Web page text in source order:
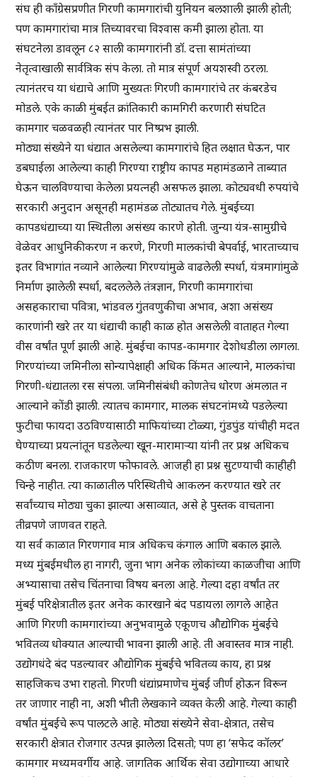
संघ ही काँग्रेसप्रणीत गिरणी कामगारांची युनियन बलशाली झाली होती;
पण कामगारांचा मात्र तिच्यावरचा विश्वास कमी झाला होता. या
संघटनेला डावलून ८२ साली कामगारांनी डॉ. दत्ता सामंतांच्या
नेतृत्वाखाली सार्वत्रिक संप केला. तो मात्र संपूर्ण अयशस्वी ठरला.
त्यानंतरच या धंद्याचे आणि मुख्यतः गिरणी कामगारांचे तर कंबरडेच
मोडले. एके काळी मुंबईत क्रांतिकारी कामगिरी करणारी संघटित
कामगार चळवळही त्यानंतर पार निष्प्रभ झाली.
मोठ्या संख्येने या धंद्यात असलेल्या कामगारांचे हित लक्षात घेऊन, पार
डबघाईला आलेल्या काही गिरण्या राष्ट्रीय कापड महामंडळाने ताब्यात
घेऊन चालविण्याचा केलेला प्रयत्नही असफल झाला. कोट्यवधी रुपयांचे
सरकारी अनुदान असूनही महामंडळ तोट्यातच गेले. मुंबईच्या
कापडधंद्याच्या या स्थितीला असंख्य कारणे होती. जुन्या यंत्र-सामुग्रीचे
वेळेवर आधुनिकीकरण न करणे, गिरणी मालकांची बेपर्वाई, भारताच्याच
इतर विभागांत नव्याने आलेल्या गिरण्यांमुळे वाढलेली स्पर्धा, यंत्रमागांमुळे
निर्माण झालेली स्पर्धा, बदललेले तंत्रज्ञान, गिरणी कामगारांचा
असहकाराचा पवित्रा, भांडवल गुंतवणुकीचा अभाव, अशा असंख्य
कारणांनी खरे तर या धंद्याची काही काळ होत असलेली वाताहत गेल्या
वीस वर्षांत पूर्ण झाली आहे. मुंबईचा कापड-कामगार देशोधडीला लागला.
गिरण्यांच्या जमिनीला सोन्यापेक्षाही अधिक किंमत आल्याने, मालकांचा
गिरणी-धंद्यातला रस संपला. जमिनीसंबंधी कोणतेच धोरण अंमलात न
आल्याने कोंडी झाली. त्यातच कामगार, मालक संघटनांमध्ये पडलेल्या
फुटीचा फायदा उठविण्यासाठी माफियांच्या टोळ्या, गुंडपुंड यांचीही मदत
घेण्याच्या प्रयत्नांतून घडलेल्या खून-मारामाऱ्या यांनी तर प्रश्न अधिकच
कठीण बनला. राजकारण फोफावले. आजही हा प्रश्न सुटण्याची काहीही
चिन्हे नाहीत. त्या काळातील परिस्थितीचे आकलन करण्यात खरे तर
सर्वांच्याच मोठ्या चुका झाल्या असाव्यात, असे हे पुस्तक वाचताना
तीव्रपणे जाणवत राहते.
या सर्व काळात गिरणगाव मात्र अधिकच कंगाल आणि बकाल झाले.
मध्य मुंबईमधील हा नागरी, जुना भाग अनेक लोकांच्या काळजीचा आणि
अभ्यासाचा तसेच चिंतनाचा विषय बनला आहे. गेल्या दहा वर्षांत तर
मुंबई परिक्षेत्रातील इतर अनेक कारखाने बंद पडायला लागले आहेत
आणि गिरणी कामगारांच्या अनुभवामुळे एकूणच औद्योगिक मुंबईचे
भवितव्य धोक्यात आल्याची भावना झाली आहे. ती अवास्तव मात्र नाही.
उद्योगधंदे बंद पडल्यावर औद्योगिक मुंबईचे भवितव्य काय, हा प्रश्न
साहजिकच उभा राहतो. गिरणी धंद्यांप्रमाणेच मुंबई जीर्ण होऊन विरून
तर जाणार नाही ना, अशी भीती लेखकाने व्यक्त केली आहे. गेल्या काही
वर्षांत मुंबईचे रूप पालटले आहे. मोठ्या संख्येने सेवा-क्षेत्रात, तसेच
सरकारी क्षेत्रात रोजगार उत्पन्न झालेला दिसतो; पण हा ‘सफेद कॉलर’
कामगार मध्यमवर्गीय आहे. जागतिक आर्थिक सेवा उद्योगाच्या आधारे